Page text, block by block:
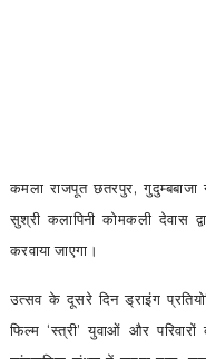
कमला राजपूत छतरपुर,
सुश्री कलापिनी कोमकली देवास
करवाया जाएगा।
उत्सव के दूसरे दिन ड्राइंग
फिल्म ‘स्त्री’ युवाओं और